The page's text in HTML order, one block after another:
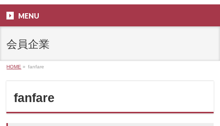
MENU
会員企業
HOME » fanfare
fanfare